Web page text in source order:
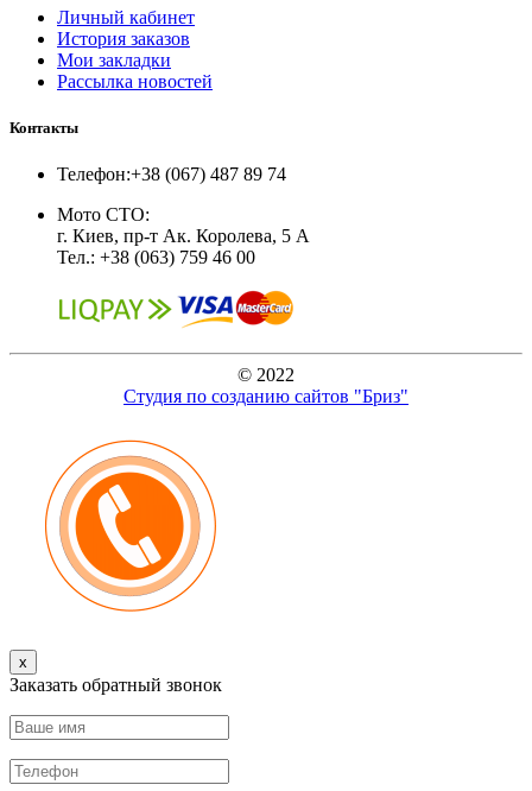
Личный кабинет
История заказов
Мои закладки
Рассылка новостей
Контакты
Телефон:+38 (067) 487 89 74
Мото СТО:
г. Киев, пр-т Ак. Королева, 5 А
Тел.: +38 (063) 759 46 00
© 2022
Студия по созданию сайтов "Бриз"
x
Заказать обратный звонок